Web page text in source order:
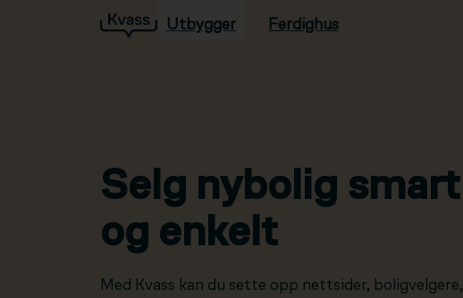
Hopp til hovedinnholdUtbygger Ferdighus
Selg nybolig smart
og enkelt
Med Kvass kan du sette opp nettsider, boligvelgere,